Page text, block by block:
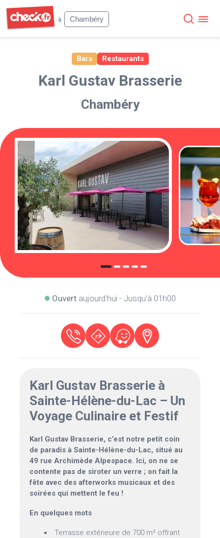
à
Chambéry
Bars Restaurants
Karl Gustav Brasserie
Chambéry
Ouvertaujourd'hui - Jusqu'à 01h00
Karl Gustav Brasserie à
Sainte-Hélène-du-Lac – Un
Voyage Culinaire et Festif
Karl Gustav Brasserie, c’est notre petit coin
de paradis à Sainte-Hélène-du-Lac, situé au
49 rue Archimède Alpespace. Ici, on ne se
contente pas de siroter un verre ; on fait la
fête avec des afterworks musicaux et des
soirées qui mettent le feu !
En quelques mots
Terrasse extérieure de 700 m² offrant